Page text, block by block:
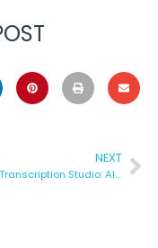
NEXT
Klangio Transcription Studio: AI Multi-Instrument Transcription App